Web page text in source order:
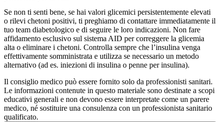
Se non ti senti bene, se hai valori glicemici persistentemente elevati
o rilevi chetoni positivi, ti preghiamo di contattare immediatamente il
tuo team diabetologico e di seguire le loro indicazioni. Non fare
affidamento esclusivo sul sistema AID per correggere la glicemia
alta o eliminare i chetoni. Controlla sempre che l’insulina venga
effettivamente somministrata e utilizza se necessario un metodo
alternativo (ad es. iniezioni di insulina o penne per insulina).
Il consiglio medico può essere fornito solo da professionisti sanitari.
Le informazioni contenute in questo materiale sono destinate a scopi
educativi generali e non devono essere interpretate come un parere
medico, né sostituire una consulenza con un professionista sanitario
qualificato.